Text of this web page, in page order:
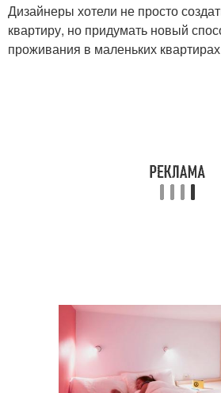
Дизайнеры хотели не просто
квартиру, но придумать новый
проживания в маленьких